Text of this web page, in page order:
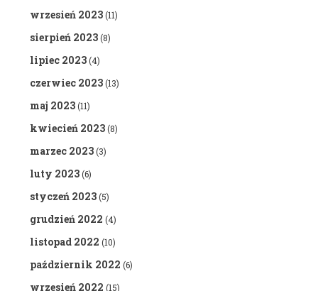
wrzesień 2023(11)
sierpień 2023(8)
lipiec 2023(4)
czerwiec 2023(13)
maj 2023(11)
kwiecień 2023(8)
marzec 2023(3)
luty 2023(6)
styczeń 2023(5)
grudzień 2022 (4)
listopad 2022 (10)
październik 2022 (6)
wrzesień 2022 (15)